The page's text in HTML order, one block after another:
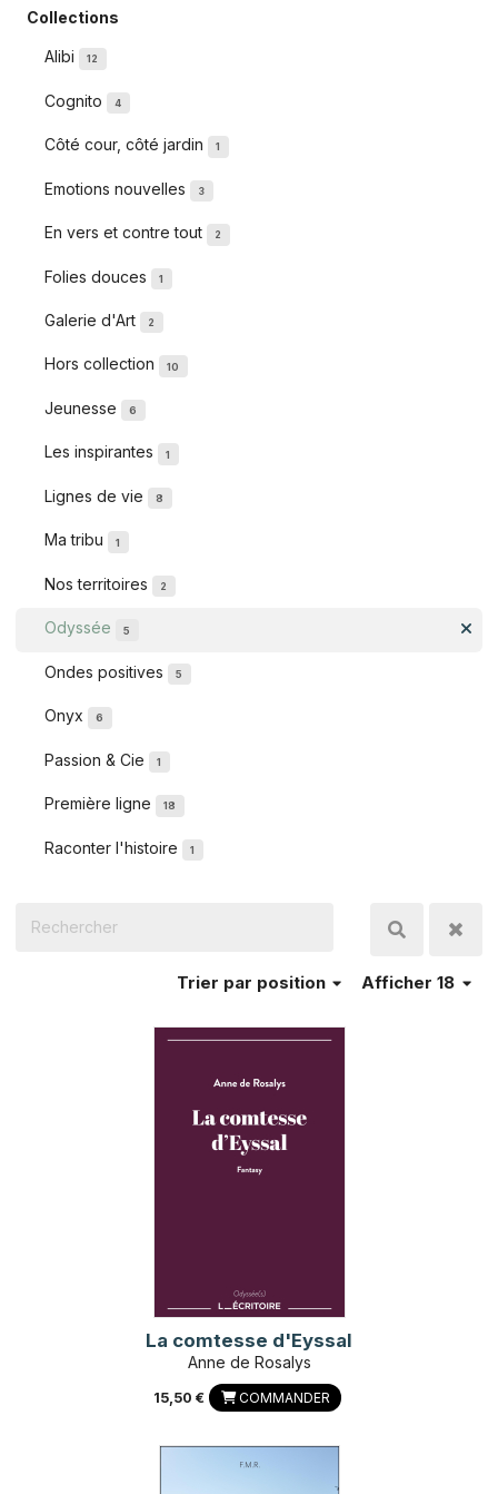
Collections
Alibi 12
Cognito 4
Côté cour, côté jardin 1
Emotions nouvelles 3
En vers et contre tout 2
Folies douces 1
Galerie d'Art 2
Hors collection 10
Jeunesse 6
Les inspirantes 1
Lignes de vie 8
Ma tribu 1
Nos territoires 2
Odyssée 5
Ondes positives 5
Onyx 6
Passion & Cie 1
Première ligne 18
Raconter l'histoire 1
Afficher 18
Trier par position
La comtesse d'Eyssal
Anne de Rosalys
15,50 € COMMANDER